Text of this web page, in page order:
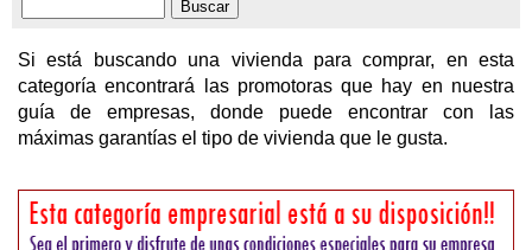
Si está buscando una vivienda para comprar, en esta
categoría encontrará las promotoras que hay en nuestra
guía de empresas, donde puede encontrar con las
máximas garantías el tipo de vivienda que le gusta.